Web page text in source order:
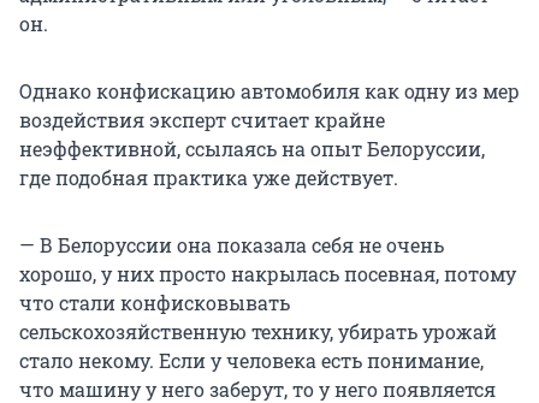
он.
Однако конфискацию автомобиля как одну из мер
воздействия эксперт считает крайне
неэффективной, ссылаясь на опыт Белоруссии,
где подобная практика уже действует.
— В Белоруссии она показала себя не очень
хорошо, у них просто накрылась посевная, потому
что стали конфисковывать
сельскохозяйственную технику, убирать урожай
стало некому. Если у человека есть понимание,
что машину у него заберут, то у него появляется